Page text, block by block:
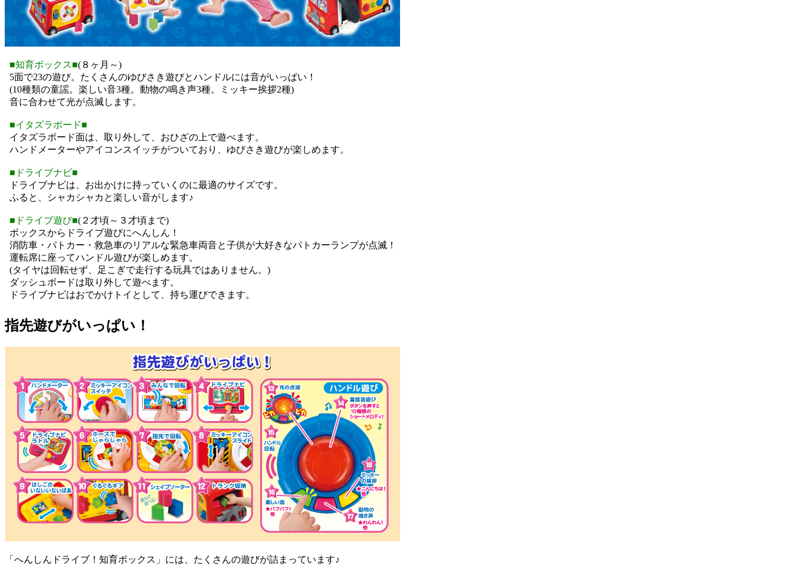
■知育ボックス■(８ヶ月～)
5面で23の遊び。たくさんのゆびさき遊びとハンドルには音がいっぱい！
(10種類の童謡。楽しい音3種。動物の鳴き声3種。ミッキー挨拶2種)
音に合わせて光が点滅します。
■イタズラボード■
イタズラボード面は、取り外して、おひざの上で遊べます。
ハンドメーターやアイコンスイッチがついており、ゆびさき遊びが楽しめます。
■ドライブナビ■
ドライブナビは、お出かけに持っていくのに最適のサイズです。
ふると、シャカシャカと楽しい音がします♪
■ドライブ遊び■(２才頃～３才頃まで)
ボックスからドライブ遊びにへんしん！
消防車・パトカー・救急車のリアルな緊急車両音と子供が大好きなパトカーランプが点滅！
運転席に座ってハンドル遊びが楽しめます。
(タイヤは回転せず、足こぎで走行する玩具ではありません。)
ダッシュボードは取り外して遊べます。
ドライブナビはおでかけトイとして、持ち運びできます。
指先遊びがいっぱい！
「へんしんドライブ！知育ボックス」には、たくさんの遊びが詰まっています♪